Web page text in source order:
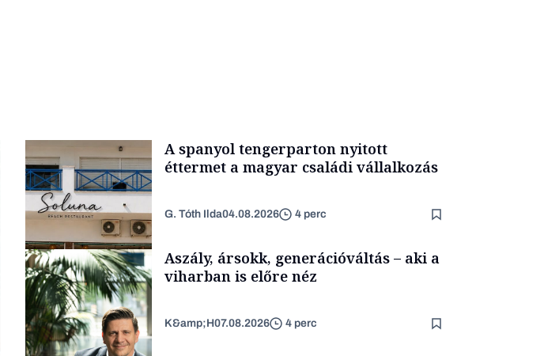
A spanyol tengerparton nyitott
éttermet a magyar családi vállalkozás
G. Tóth Ilda04.08.2026 4 perc
Aszály, ársokk, generációváltás – aki a
viharban is előre néz
K&amp;H07.08.2026 4 perc